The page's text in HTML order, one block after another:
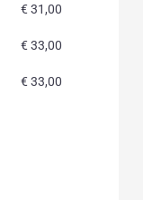
€ 31,00
€ 33,00
€ 33,00